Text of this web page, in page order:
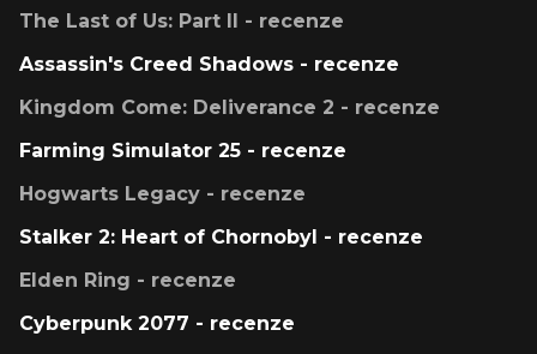
The Last of Us: Part II - recenze
Assassin's Creed Shadows - recenze
Kingdom Come: Deliverance 2 - recenze
Farming Simulator 25 - recenze
Hogwarts Legacy - recenze
Stalker 2: Heart of Chornobyl - recenze
Elden Ring - recenze
Cyberpunk 2077 - recenze